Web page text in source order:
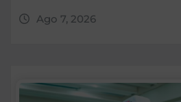
Ago 7, 2026